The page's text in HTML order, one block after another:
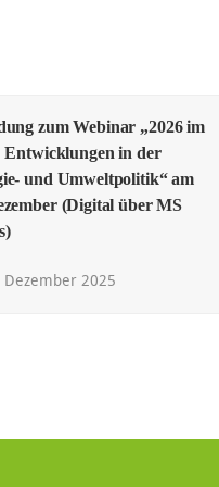
zum Webinar „2026 im
in der
und Umweltpolitik“ am
(Digital über MS
Dezember 2025